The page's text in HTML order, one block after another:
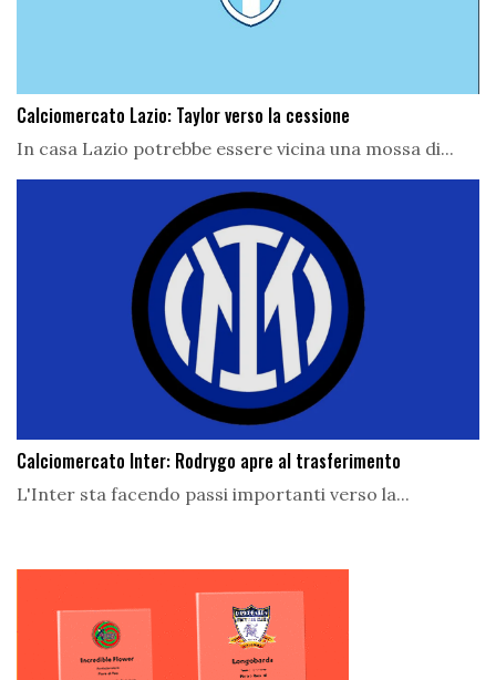
Calciomercato Lazio: Taylor verso la cessione
In casa Lazio potrebbe essere vicina una mossa di...
Calciomercato Inter: Rodrygo apre al trasferimento
L'Inter sta facendo passi importanti verso la...